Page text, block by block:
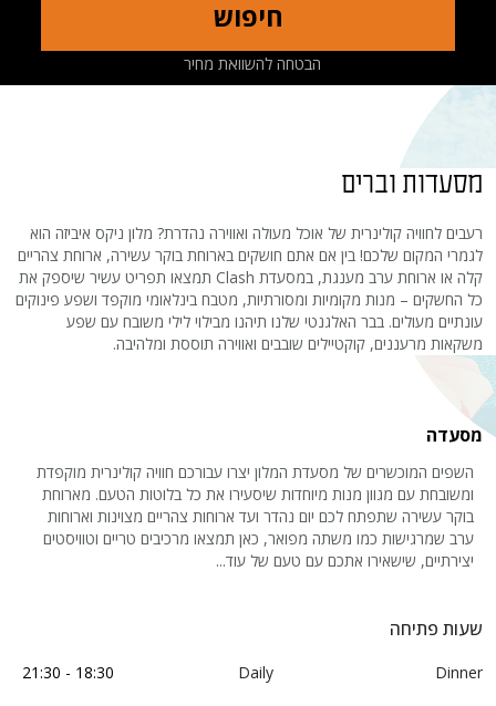
חיפוש
הבטחה להשוואת מחיר
מלון חדרים מסעדות מפה
מסעדות וברים
רעבים לחוויה קולינרית של אוכל מעולה ואווירה נהדרת? מלון ניקס איביזה הוא
לגמרי המקום שלכם! בין אם אתם חושקים בארוחת בוקר עשירה, ארוחת צהריים
קלה או ארוחת ערב מענגת, במסעדת Clash תמצאו תפריט עשיר שיספק את
כל החשקים – מנות מקומיות ומסורתיות, מטבח בינלאומי מוקפד ושפע פינוקים
עונתיים מעולים. בבר האלגנטי שלנו תיהנו מבילוי לילי משובח עם שפע
משקאות מרעננים, קוקטיילים שובבים ואווירה תוססת ומלהיבה.
מסעדה
השפים המוכשרים של מסעדת המלון יצרו עבורכם חוויה קולינרית מוקפדת
ומשובחת עם מגוון מנות מיוחדות שיסעירו את כל בלוטות הטעם. מארוחת
בוקר עשירה שתפתח לכם יום נהדר ועד ארוחות צהריים מצוינות וארוחות
ערב שמרגישות כמו משתה מפואר, כאן תמצאו מרכיבים טריים וטוויסטים
יצירתיים, שישאירו אתכם עם טעם של עוד...
שעות פתיחה
Dinner
Daily
18:30 - 21:30